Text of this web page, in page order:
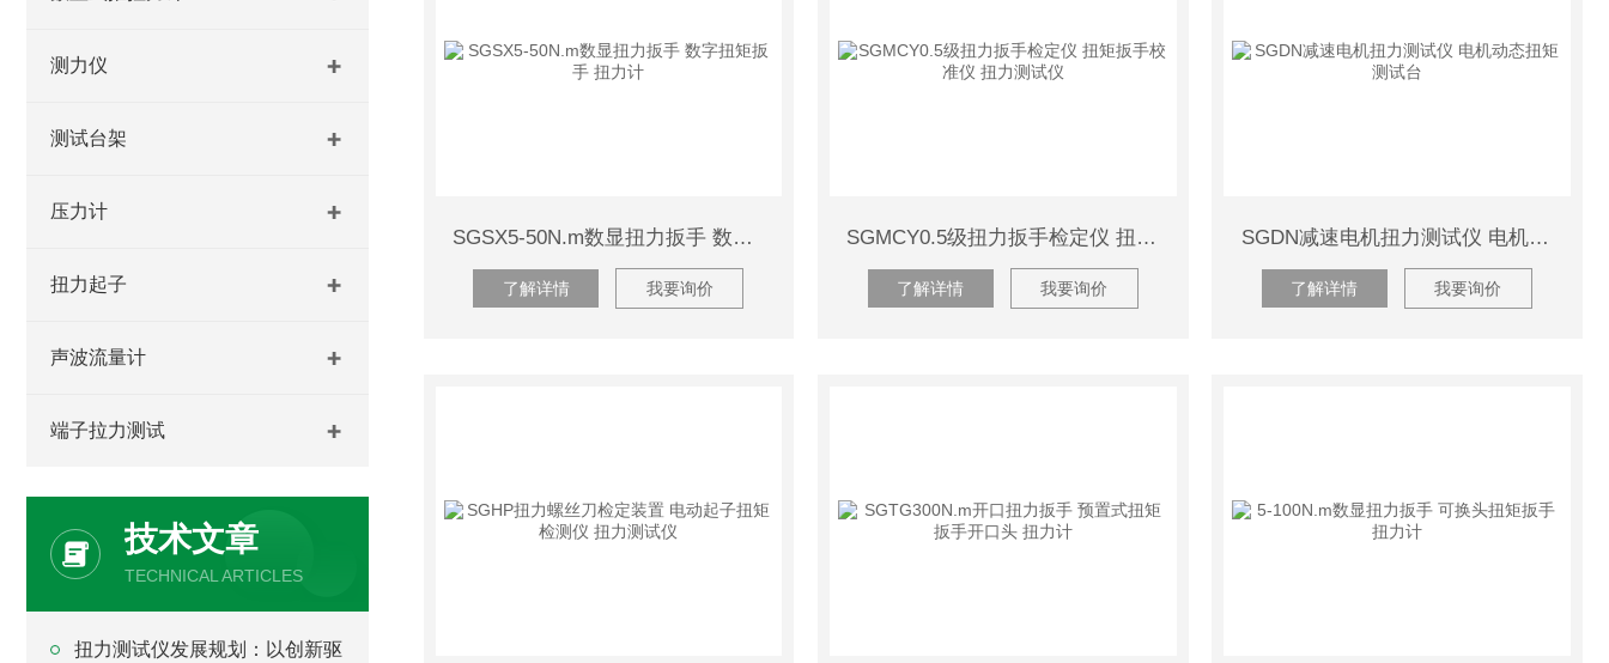
测力仪
测试台架
压力计
扭力起子
声波流量计
端子拉力测试
技术文章
TECHNICAL ARTICLES
​扭力测试仪发展规划：以创新驱
SGSX5-50N.m数显扭力扳手 数字扭矩扳手 扭力计
了解详情 我要询价
SGMCY0.5级扭力扳手检定仪 扭矩扳手校准仪 扭力测试仪
了解详情 我要询价
SGDN减速电机扭力测试仪 电机动态扭矩测试台
了解详情 我要询价